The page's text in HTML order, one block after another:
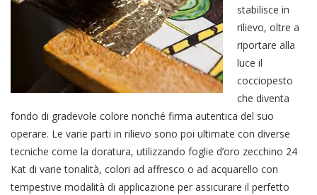
stabilisce in
rilievo, oltre a
riportare alla
luce il
cocciopesto
che diventa
fondo di gradevole colore nonché firma autentica del suo
operare. Le varie parti in rilievo sono poi ultimate con diverse
tecniche come la doratura, utilizzando foglie d’oro zecchino 24
Kat di varie tonalità, colori ad affresco o ad acquarello con
tempestive modalità di applicazione per assicurare il perfetto